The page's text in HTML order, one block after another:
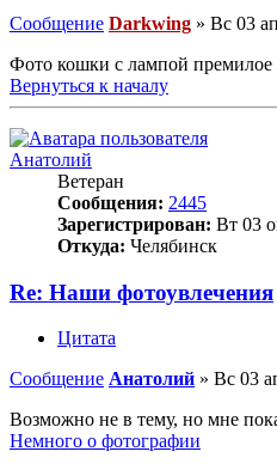
Сообщение Darkwing » Вс 03
Фото кошки с лампой премилое
Вернуться к началу
Анатолий
Ветеран
Сообщения: 2445
Зарегистрирован: Вт 03
Откуда: Челябинск
Re: Наши фотоувлечения
Цитата
Сообщение Анатолий » Вс 03
Возможно не в тему, но мне
Немного о фотографии